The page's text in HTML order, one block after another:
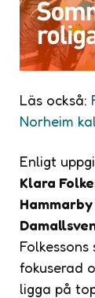
Läs också:
Norheim
Enligt
Klara
Hammarby
fokuserad
ligga på